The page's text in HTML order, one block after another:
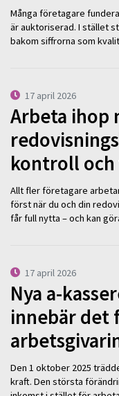
Många företagare
är auktoriserad. I stället
bakom siffrorna som
17 april 2026
Arbeta ihop
kontroll
Allt fler företagare
först när du och din
får full nytta – och kan
17 april 2026
Nya a-
innebär det
Den 1 oktober 2025
kraft. Den största